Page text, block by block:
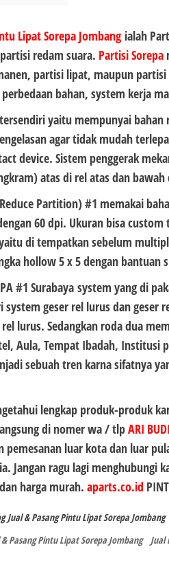
Lipat Sorepa Jombangialah
redam suara. Partisi Sorepa
partisi lipat, maupun
bahan, system kerja
yaitu mempunyai
agar tidak mudah
device. Sistem penggerak
atas di rel atas dan
Partition) #1 memakai
60 dpi. Ukuran bisa
di tempatkan sebelum
hollow 5 x 5 dengan bantuan
#1 Surabayasystem yang di
system geser rel lurus dan
lurus. Sedangkan roda dua
Aula, Tempat Ibadah, Institusi
sebuah tren karna sifatnya
lengkap produk-produk
di nomer wa / tlpARI
pemesanan luar kota dan luar
Jangan ragu lagi menghubungi
harga murah. aparts.co.id
Jual & Pasang Pintu Lipat Sorepa Jombang
& Pasang Pintu Lipat Sorepa Jombang Jual